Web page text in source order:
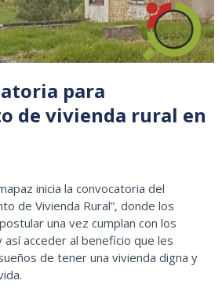
para
de vivienda rural en
inicia la convocatoria del
de Vivienda Rural”, donde los
una vez cumplan con los
acceder al beneficio que les
de tener una vivienda digna y